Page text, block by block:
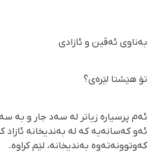
بەناوی ئەڤین و ئازادی
تۆ هێشتا لێرەی؟
ئەم پرسیارە زیاتر لە سەد جار و بە
ئەو کەسانەیە کە لە بەندیخانە ئازاد
کەوتوونەتەوە بەندیخانە، لێم کراوە.